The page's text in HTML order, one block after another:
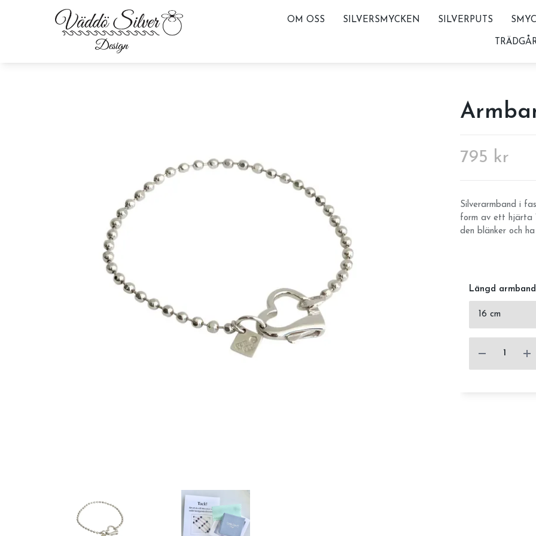
OM OSS SILVERSMYCKEN SILVERPUTS
795 kr
Silverarmband i
form av ett hjärta
den blänker och ha
Längd armband